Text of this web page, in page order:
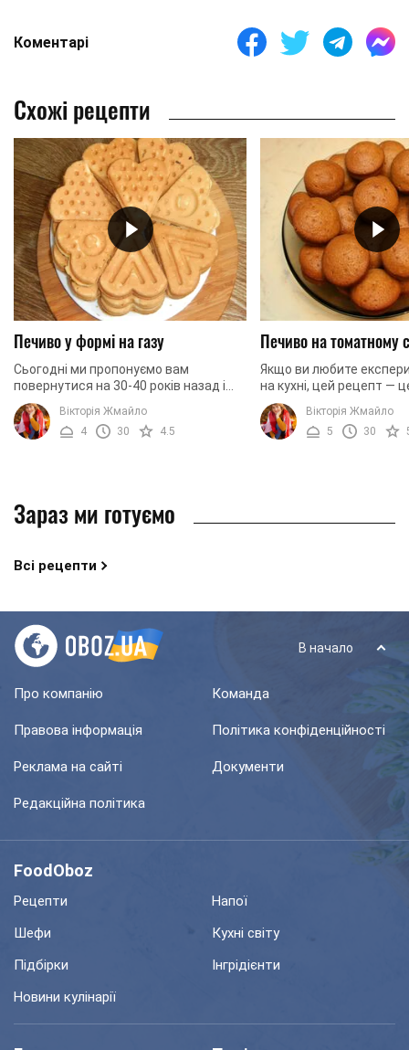
Коментарі
Схожі рецепти
Печиво у формі на газу
Сьогодні ми пропонуємо вам
повернутися на 30-40 років назад і
приготувати печиво, яке колись
пекли наші мами та бабусі. Однак, для
того, щоб ...
Вікторія Жмайло
4
30 4.5
Печиво на томатному
Якщо ви любите
на кухні, цей рецепт —
потрібно. Ми
приготувати печиво на
томатного соку. Це
Вікторія Жмайло
5
30
Зараз ми готуємо
Всі рецепти
В начало
Про компанію Команда
Правова інформація Політика конфіденційності
Реклама на сайті Документи
Редакційна політика
FoodOboz
Рецепти
Напої
Шефи
Кухні світу
Підбірки
Інгрідієнти
Новини кулінарії